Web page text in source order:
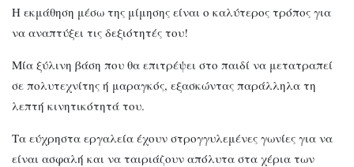
Η εκμάθηση μέσω της μίμησης είναι ο καλύτερος τρόπος για
να αναπτύξει τις δεξιότητές του!
Μία ξύλινη βάση που θα επιτρέψει στο παιδί να μετατραπεί
σε πολυτεχνίτης ή μαραγκός, εξασκώντας παράλληλα τη
λεπτή κινητικότητά του.
Τα εύχρηστα εργαλεία έχουν στρογγυλεμένες γωνίες για να
είναι ασφαλή και να ταιριάζουν απόλυτα στα χέρια των